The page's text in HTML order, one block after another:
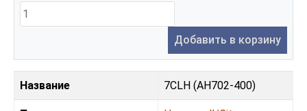
Добавить в корзину
Название 7CLH (AH702-400)